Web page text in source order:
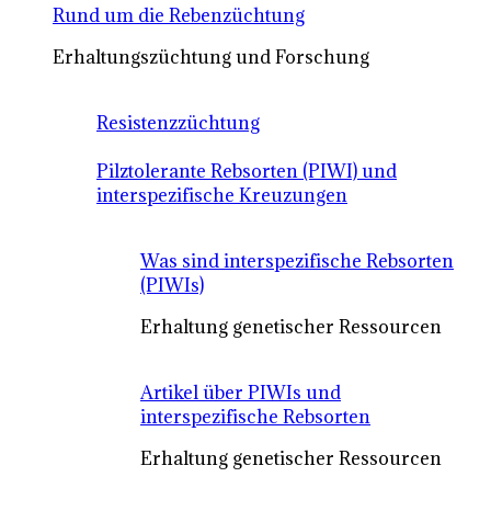
Rund um die Rebenzüchtung
Erhaltungszüchtung und Forschung
Resistenzzüchtung
Pilztolerante Rebsorten (PIWI) und
interspezifische Kreuzungen
Was sind interspezifische Rebsorten
(PIWIs)
Erhaltung genetischer Ressourcen
Artikel über PIWIs und
interspezifische Rebsorten
Erhaltung genetischer Ressourcen